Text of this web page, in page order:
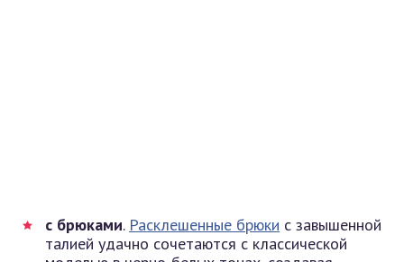
с брюками. Расклешенные брюки с завышенной
талией удачно сочетаются с классической